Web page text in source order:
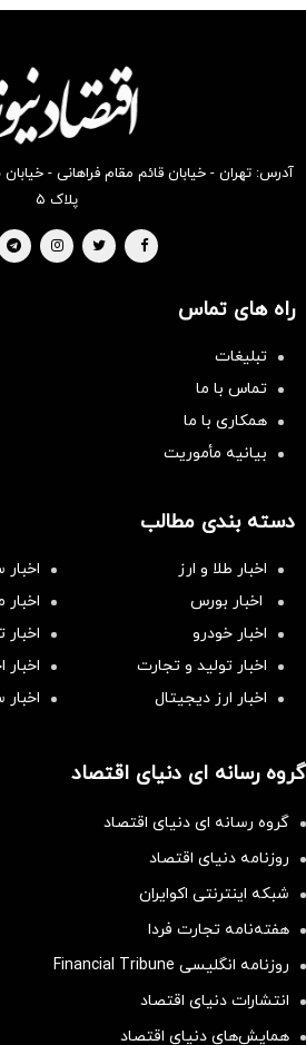
بخر !
بخر !
آدرس: تهران - خیابان قائم مقام فراهانی -
پلاک ۵
راه های تماس
تبلیغات
تماس با ما
همکاری با ما
بیانیه مأموریت
دسته بندی مطالب
اخبار طلا و ارز
اخبار بورس
اخبار خودرو
اخبار
اخبار تولید و تجارت
اخبار ارز دیجیتال
گروه رسانه ای دنیای اقتصاد
گروه رسانه ای دنیای اقتصاد
روزنامه دنیای اقتصاد
شبکه اینترنتی اکوایران
هفته‌نامه تجارت فردا
روزنامه انگلیسی Financial Tribune
انتشارات دنیای اقتصاد
همایش‌های دنیای اقتصاد